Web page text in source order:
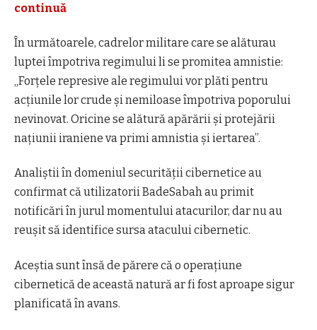
continuă
În următoarele, cadrelor militare care se alăturau
luptei împotriva regimului li se promitea amnistie:
„Forţele represive ale regimului vor plăti pentru
acţiunile lor crude şi nemiloase împotriva poporului
nevinovat. Oricine se alătură apărării şi protejării
naţiunii iraniene va primi amnistia şi iertarea”.
Analiștii în domeniul securității cibernetice au
confirmat că utilizatorii BadeSabah au primit
notificări în jurul momentului atacurilor, dar nu au
reușit să identifice sursa atacului cibernetic.
Aceștia sunt însă de părere că o operațiune
cibernetică de această natură ar fi fost aproape sigur
planificată în avans.